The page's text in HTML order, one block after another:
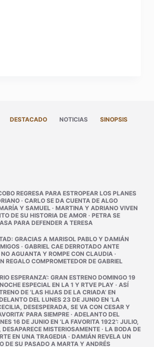
DESTACADO NOTICIAS SINOPSIS
REGRESA PARA ESTROPEAR LOS PLANES
· CARLO SE DA CUENTA DE ALGO
Y SAMUEL · MARTINA Y ADRIANO VIVEN
DE SU HISTORIA DE AMOR· PETRA SE
PARA DEFENDER A TERESA
: GRACIAS A MARISOL PABLO Y DAMIÁN
· GABRIEL CAE DERROTADO ANTE
AGUANTA Y ROMPE CON CLAUDIA ·
REGALO COMPROMETEDOR DE GABRIEL
ESPERANZA’: GRAN ESTRENO DOMINGO 19
ESPECIAL EN LA 1 Y RTVE PLAY · ASÍ
DE ‘LAS HIJAS DE LA CRIADA’ EN
DEL LUNES 23 DE JUNIO EN ‘LA
DESESPERADA, SE VA CON CESAR Y
PARA SIEMPRE· ADELANTO DEL
16 DE JUNIO EN ‘LA FAVORITA 1922’: JULIO,
MISTERIOSAMENTE· LA BODA DE
EN UNA TRAGEDIA · DAMIÁN REVELA UN
DE SU PASADO A MARTA Y ANDRÉS